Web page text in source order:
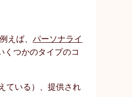
えば、パーソナライ
くつかのタイプのコ
ている）、提供され